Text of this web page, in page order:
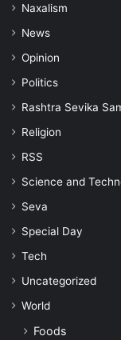
Naxalism
News
Opinion
Politics
Rashtra Sevika
Religion
RSS
Science and
Seva
Special Day
Tech
Uncategorized
World
Foods